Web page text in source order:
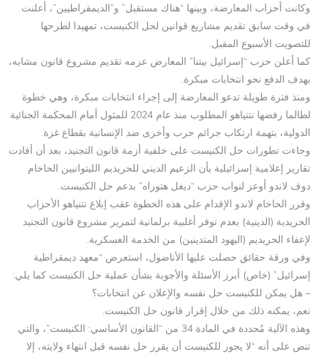
وكانت أحزاب المعارضة، وبينها “هناك مستقبل” و”الديمقراطيين”، أعلنت
في وقت سابق تقديم مشاريع قوانين لحل الكنيست، تمهيدا لطرحها
للتصويت الأسبوع المقبل.
كما أعلن حزب “إسرائيل بيتنا” المعارض عزمه تقديم مشروع قانون مشابه،
بهدف الدفع نحو انتخابات مبكرة.
ومنذ فترة طويلة تدعو المعارضة إلى إجراء انتخابات مبكرة، وهي خطوة
لطالما رفضها نتنياهو المطلوب منذ عام 2024 للمثول أمام المحكمة الجنائية
الدولية، بتهمة ارتكاب جرائم حرب وأخرى ضد الإنسانية بقطاع غزة.
وجاءت تطورات حل الكنيست على خلفية أزمة قانون التجنيد، بعد أن أفادت
تقارير إعلامية إسرائيلية بأن الزعيم الديني للحريديم الليتوانيين الحاخام
دوف لاندو أوعز لنواب حزب “ديغل هتوراه” بدعم حل الكنيست.
وقرر الحاخام لاندو الإقدام على هذه الخطوة عقب إبلاغ نتنياهو الأحزاب
الحريدية (الدينية) بعدم توفر أغلبية برلمانية لتمرير مشروع قانون التجنيد
لإعفاء الحريديم (اليهود المتدينين) من الخدمة العسكرية.
وفي ورقة حقائق حصلت عليها الأناضول، استعرض “معهد ديمقراطية
إسرائيل” (خاص) أبرز الأسئلة والأجوبة بشأن عملية حل الكنيست كما يلي:
– هل يمكن للكنيست حل نفسه والإعلان عن انتخابات؟
نعم، يمكنه ذلك من خلال إقرار قانون حل الكنيست.
وهذه الآلية مُحددة في المادة 34 من “القانون الأساسي: الكنيست”، والتي
تنص على أنه “لا يجوز للكنيست أن يقرر حل نفسه قبل انتهاء ولايته، إلا